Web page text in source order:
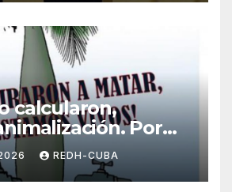
calcularon,
Por
de Juan
REDH-CUBA